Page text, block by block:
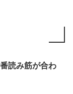
読み筋が合わ